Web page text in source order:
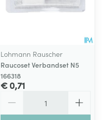
Lohmann Rauscher
Raucoset Verbandset N5
166318
€ 0,71